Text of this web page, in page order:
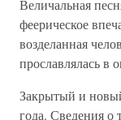
Величальная
феерическое
возделанная
прославлялась в
Закрытый и
года. Сведения о